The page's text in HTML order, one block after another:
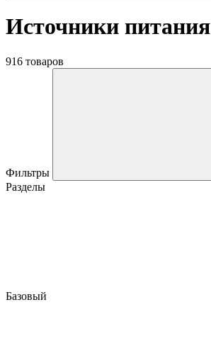
Источники питания
916 товаров
Фильтры
Разделы
Базовый